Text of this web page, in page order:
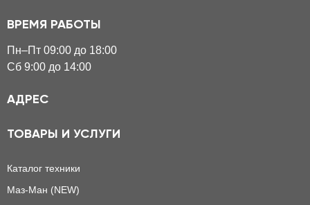
ВРЕМЯ РАБОТЫ
Пн–Пт 09:00 до 18:00
Сб 9:00 до 14:00
АДРЕС
ТОВАРЫ И УСЛУГИ
Каталог техники
Маз-Ман (NEW)